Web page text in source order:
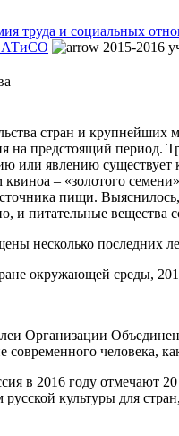
АТиСО 2015-2016
стран и крупнейших
на предстоящий период.
или явлению существует
– «золотого
пищи.
и питательные
несколько последних
окружающей среды,
Организации
человека,
в 2016 году отмечают
культуры для